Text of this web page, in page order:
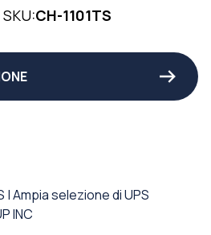
CH-1101TS
| Ampia selezione di UPS
INC